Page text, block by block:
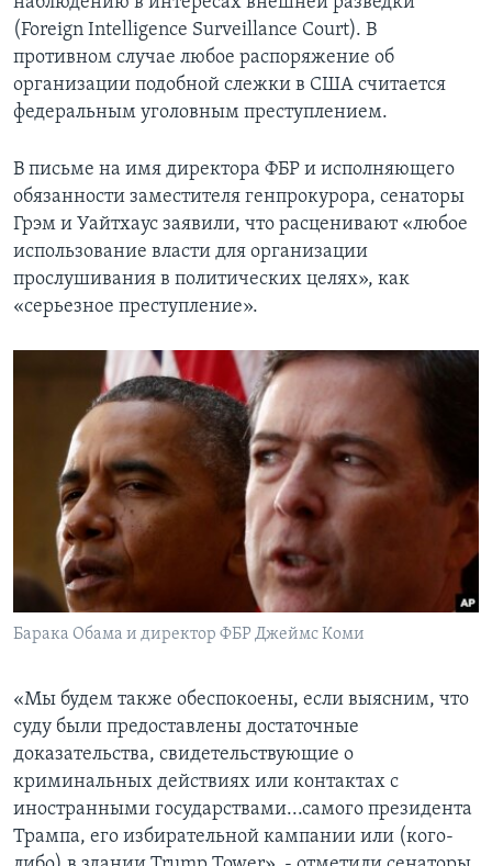
(Foreign Intelligence Surveillance Court). В
противном случае любое распоряжение об
организации подобной слежки в США считается
федеральным уголовным преступлением.
В письме на имя директора ФБР и исполняющего
обязанности заместителя генпрокурора, сенаторы
Грэм и Уайтхаус заявили, что расценивают «любое
использование власти для организации
прослушивания в политических целях», как
«серьезное преступление».
Барака Обама и директор ФБР Джеймс Коми
«Мы будем также обеспокоены, если выясним, что
суду были предоставлены достаточные
доказательства, свидетельствующие о
криминальных действиях или контактах с
иностранными государствами...самого президента
Трампа, его избирательной кампании или (кого-